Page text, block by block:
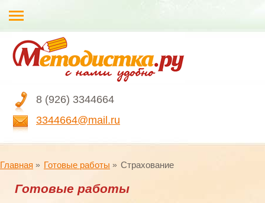
8 (926) 3344664
3344664@mail.ru
Главная Готовые работы Страхование
Готовые работы